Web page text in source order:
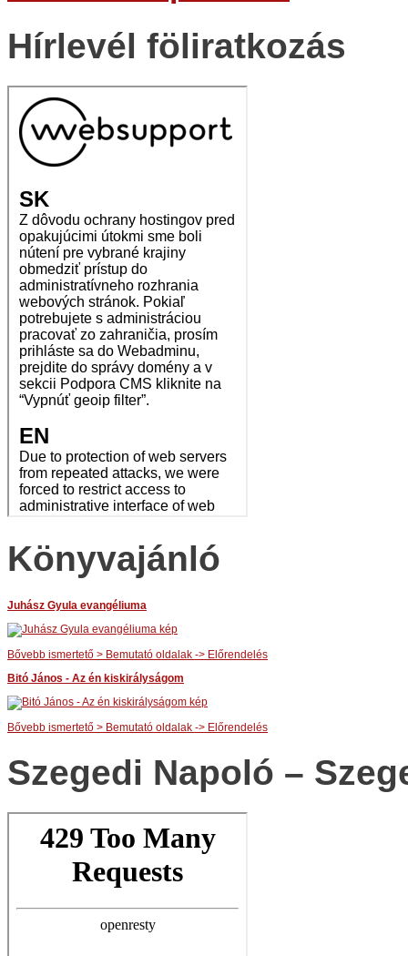
Hírlevél föliratkozás
Könyvajánló
Juhász Gyula evangéliuma
Bővebb ismertető > Bemutató oldalak -> Előrendelés
Bitó János - Az én kiskirályságom
Bővebb ismertető > Bemutató oldalak -> Előrendelés
Szegedi Napoló –